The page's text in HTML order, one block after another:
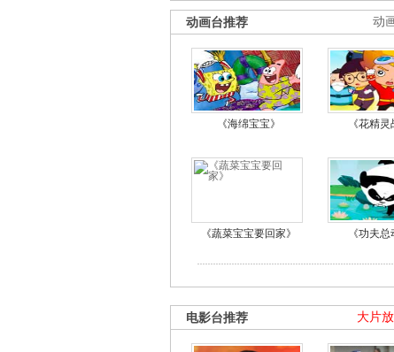
动
动画台推荐
《海绵宝宝》 《花精灵
《蔬菜宝宝要回家》 《功夫总
大片
电影台推荐